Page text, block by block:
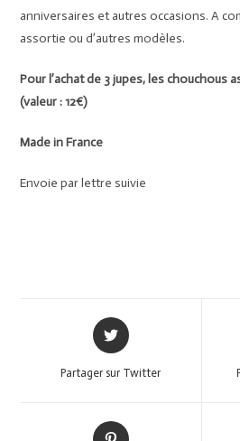
anniversaires et autres occasions. A
assortie ou d’autres modèles.
Pour l’achat de 3 jupes, les
(valeur : 12€)
Made in France
Envoie par lettre suivie
Partager sur Twitter